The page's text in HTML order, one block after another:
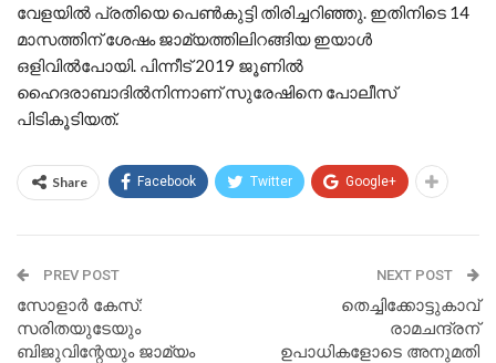
വേളയില്‍ പ്രതിയെ പെണ്‍കുട്ടി തിരിച്ചറിഞ്ഞു. ഇതിനിടെ 14
മാസത്തിന് ശേഷം ജാമ്യത്തിലിറങ്ങിയ ഇയാള്‍
ഒളിവില്‍പോയി. പിന്നീട് 2019 ജൂണില്‍
ഹൈദരാബാദില്‍നിന്നാണ് സുരേഷിനെ പോലീസ്
പിടികൂടിയത്.
Share Facebook Twitter Google+
PREV POST
സോളാര്‍ കേസ്:
സരിതയുടേയും
ബിജുവിന്റേയും ജാമ്യം
NEXT POST
തെച്ചിക്കോട്ടുകാവ്
രാമചന്ദ്രന്
ഉപാധികളോടെ അനുമതി